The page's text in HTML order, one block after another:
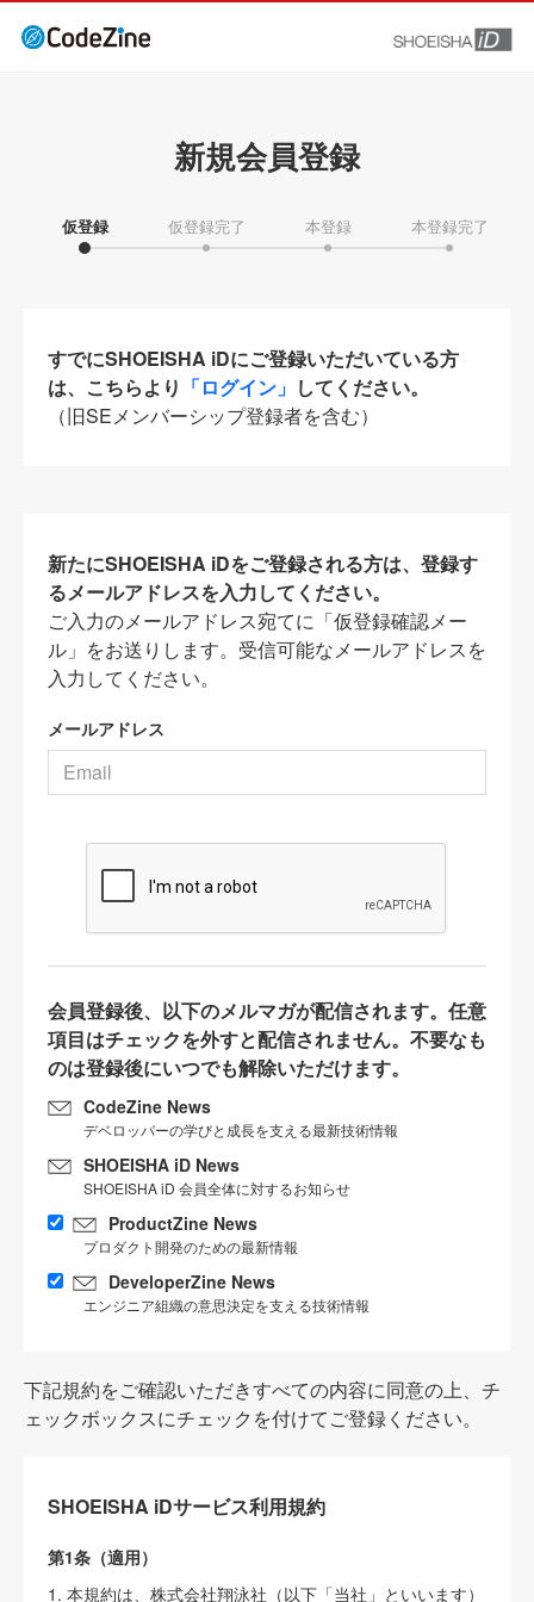
新規会員登録
仮登録 仮登録完了 本登録 本登録完了
すでにSHOEISHA iDにご登録いただいている方
は、こちらより 「ログイン」 してください。
（旧SEメンバーシップ登録者を含む）
新たにSHOEISHA iDをご登録される方は、登録す
るメールアドレスを入力してください。
ご入力のメールアドレス宛てに「仮登録確認メー
ル」をお送りします。受信可能なメールアドレスを
入力してください。
メールアドレス
会員登録後、以下のメルマガが配信されます。任意
項目はチェックを外すと配信されません。不要なも
のは登録後にいつでも解除いただけます。
CodeZine News
デベロッパーの学びと成長を支える最新技術情報
SHOEISHA iD News
SHOEISHA iD 会員全体に対するお知らせ
ProductZine News
プロダクト開発のための最新情報
DeveloperZine News
エンジニア組織の意思決定を支える技術情報
下記規約をご確認いただきすべての内容に同意の上、チ
ェックボックスにチェックを付けてご登録ください。
SHOEISHA iDサービス利用規約
第1条（適用）
1. 本規約は、株式会社翔泳社（以下「当社」といいます）